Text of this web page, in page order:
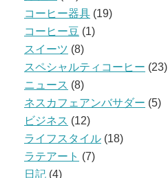
コーヒー器具 (19)
コーヒー豆 (1)
スイーツ (8)
スペシャルティコーヒー (23)
ニュース (8)
ネスカフェアンバサダー (5)
ビジネス (12)
ライフスタイル (18)
ラテアート (7)
日記 (4)